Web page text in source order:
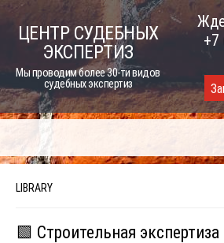
Skip
ЦЕНТР СУДЕБНЫХ
ЭКСПЕРТИЗ
Мы проводим более 30-ти видов
судебных экспертиз
+7
LIBRARY
🟩 Строительная